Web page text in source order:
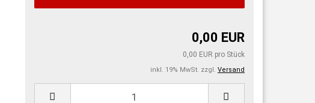
0,00 EUR
0,00 EUR pro Stück
inkl. 19% MwSt. zzgl. Versand